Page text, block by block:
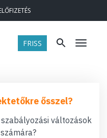
FRISS Menü
ősszel?
változások